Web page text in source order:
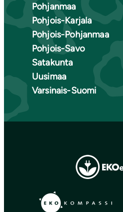
Pohjanmaa
Pohjois-Karjala
Pohjois-Pohjanmaa
Pohjois-Savo
Satakunta
Uusimaa
Varsinais-Suomi